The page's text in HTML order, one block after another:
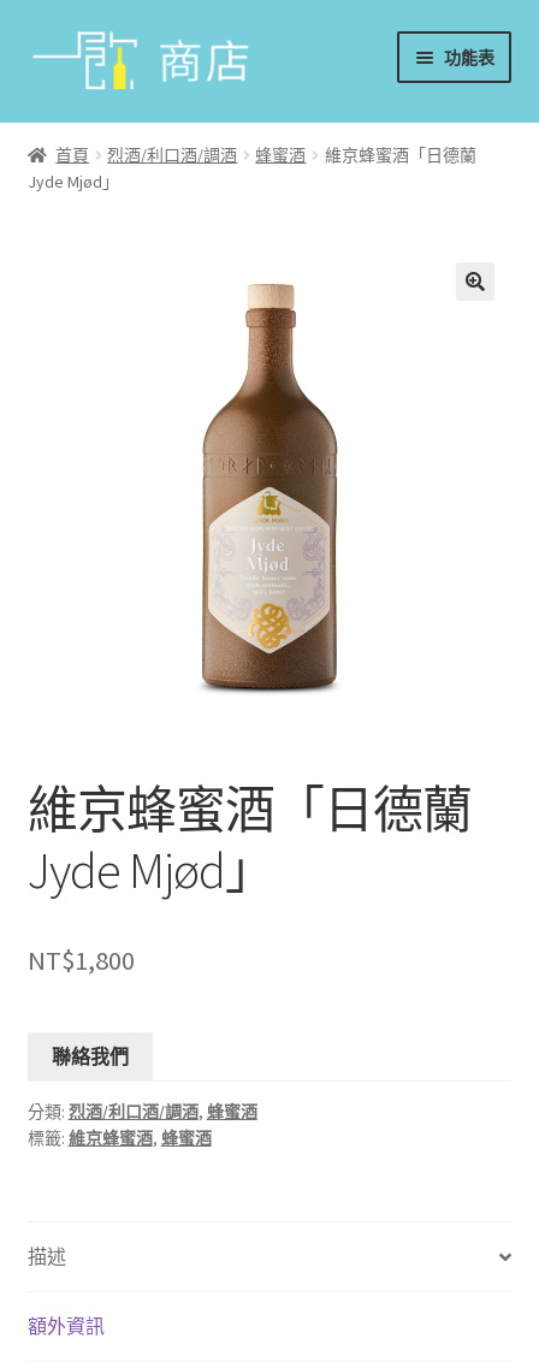
功能表
首頁
葡萄酒
首頁 烈酒/利口酒/調酒 蜂蜜酒
維京蜂蜜酒「日德蘭
Jyde Mjød」
維京蜂蜜酒「日德蘭
Jyde Mjød」
NT$1,800
聯絡我們
分類: 烈酒/利口酒/調酒, 蜂蜜酒
標籤: 維京蜂蜜酒, 蜂蜜酒
描述
額外資訊